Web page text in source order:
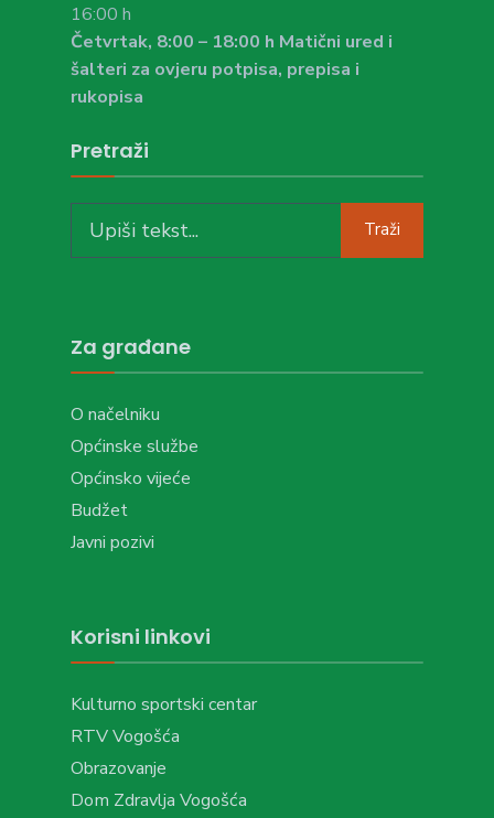
16:00 h
Četvrtak, 8:00 – 18:00 h Matični ured i
šalteri za ovjeru potpisa, prepisa i
rukopisa
Pretraži
for:
Traži
Za građane
O načelniku
Općinske službe
Općinsko vijeće
Budžet
Javni pozivi
Korisni linkovi
Kulturno sportski centar
RTV Vogošća
Obrazovanje
Dom Zdravlja Vogošća